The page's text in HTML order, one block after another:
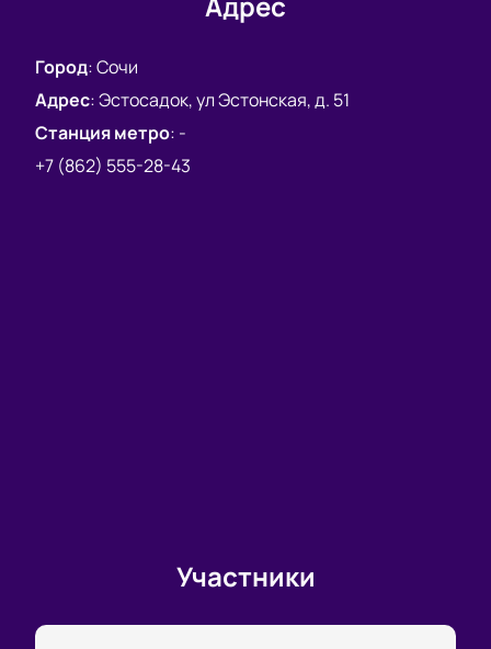
Город:Сочи
Адрес:Эстосадок, ул Эстонская, д. 51
Станция метро: -
+7 (862) 555-28-43
Участники